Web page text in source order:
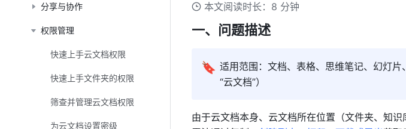
分享与协作
权限管理
快速上手云文档权限
快速上手文件夹的权限
筛查并管理云文档权限
为云文档设置密级
本文阅读时长：8 分钟
一、问题描述
🔖 适用范围：文档、表格、思维笔记、幻灯片
“云文档”）
由于云文档本身、云文档所在位置（文件夹、知